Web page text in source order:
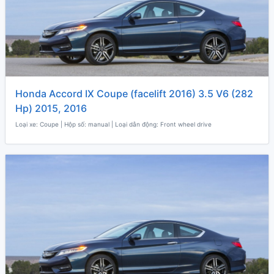
Honda Accord IX Coupe (facelift 2016) 3.5 V6 (282
Hp) 2015, 2016
Loại xe: Coupe | Hộp số: manual | Loại dẫn động: Front wheel drive